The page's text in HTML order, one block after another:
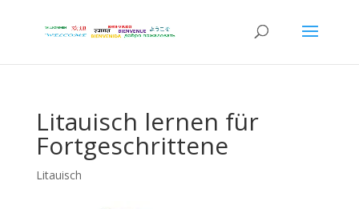
Litauisch lernen für
Fortgeschrittene
Litauisch